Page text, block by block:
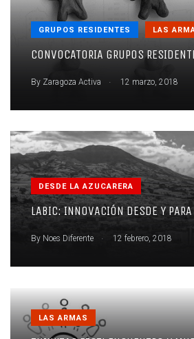
GRUPOS RESIDENTES LAS
CONVOCATORIA GRUPOS
By Zaragoza Activa . 12 marzo, 2018
DESDE LA AZUCARERA
LABIC: INNOVACIÓN DESDE Y
By Noes Diferente . 12 febrero, 2018
LAS ARMAS